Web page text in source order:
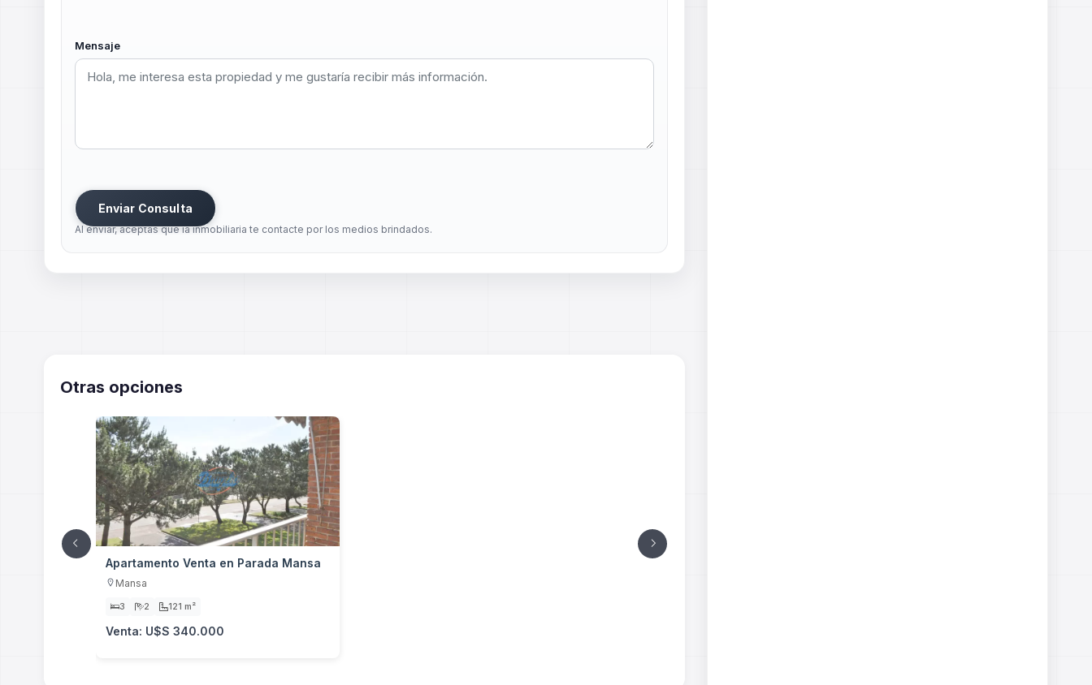
Mensaje
Enviar Consulta
Al enviar, aceptas que la inmobiliaria te contacte por los medios brindados.
Otras opciones
Apartamento Venta en Parada Mansa
Mansa
3 2 121 m²
Venta: U$S 340.000